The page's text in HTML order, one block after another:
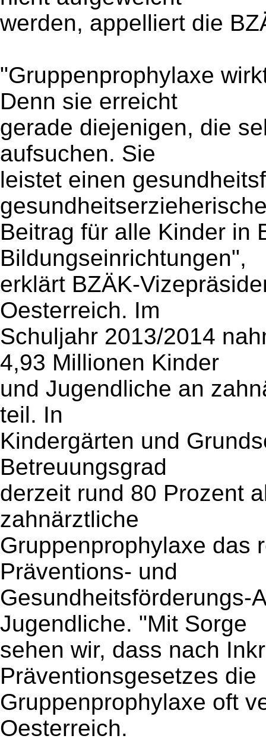
werden, appelliert die
"Gruppenprophylaxe
Denn sie erreicht
gerade diejenigen, die
aufsuchen. Sie
leistet einen
Beitrag für alle Kinder in
Bildungseinrichtungen",
erklärt BZÄK-
Oesterreich. Im
Schuljahr 2013/2014
4,93 Millionen Kinder
und Jugendliche an
teil. In
Kindergärten und
Betreuungsgrad
derzeit rund 80 Prozent
zahnärztliche
Gruppenprophylaxe das
Präventions- und
Gesundheitsförderungs-
Jugendliche. "Mit Sorge
sehen wir, dass nach
Präventionsgesetzes die
Gruppenprophylaxe oft
Oesterreich.